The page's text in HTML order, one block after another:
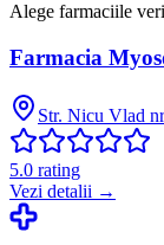
Alege farmaciile
Farmacia
Str. Nicu Vlad
5.0 rating
Vezi detalii →